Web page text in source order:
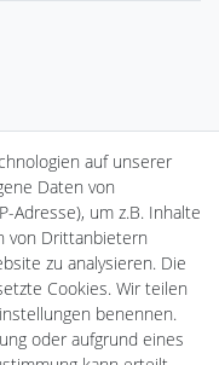
auf unserer
Daten von
Adresse), um z.B. Inhalte
von Drittanbietern
zu analysieren. Die
Cookies. Wir teilen
benennen.
oder aufgrund eines